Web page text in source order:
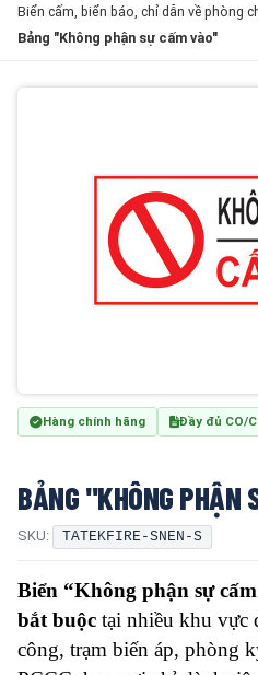
Biển cấm, biển báo, chỉ dẫn về phòng
Bảng "Không phận sự cấm vào"
Hàng chính hãng Đầy đủ CO/
BẢNG "KHÔNG PHẬN
SKU: TATEKFIRE-SNEN-S
Biển “Không phận sự
bắt buộc tại nhiều khu vực
công, trạm biến áp, phòng